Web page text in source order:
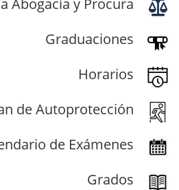
Abogacía y Procura
Graduaciones
Horarios
de Autoprotección
de Exámenes
Grados